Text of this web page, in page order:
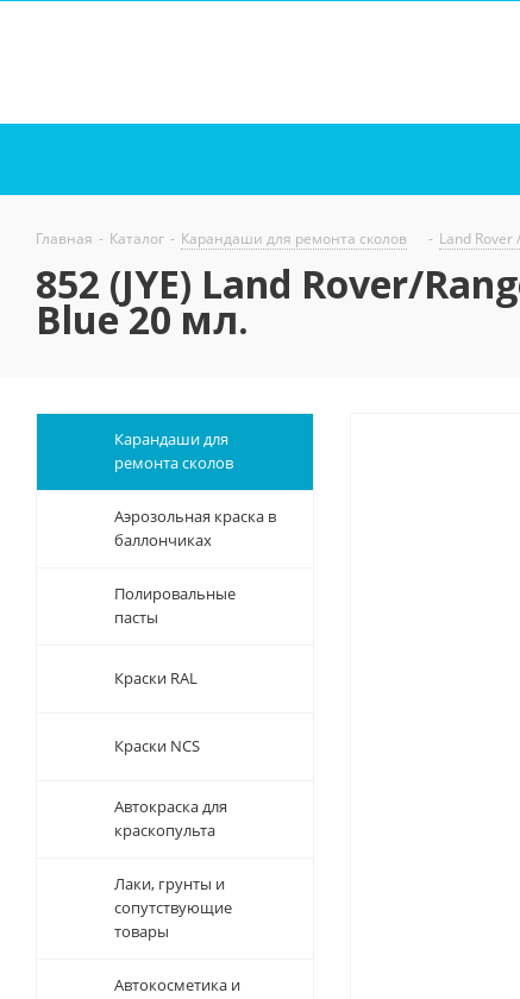
Главная - Каталог - Карандаши для ремонта сколов - Land Rover
852 (JYE) Land Rover/
Blue 20 мл.
Карандаши для
ремонта сколов
Аэрозольная краска в
баллончиках
Полировальные
пасты
Краски RAL
Краски NCS
Автокраска для
краскопульта
Лаки, грунты и
сопутствующие
товары
Автокосметика и